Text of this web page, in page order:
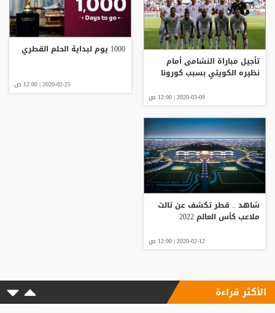
تأجيل مباراة النشامى أمام
نظيره الكويتي بسبب كورونا
2020-03-09 | 12:00 ص
1000 يوم لبداية الحلم القطري
2020-02-25 | 12:00 ص
شاهد .. قطر تكشف عن ثالث
ملاعب كأس العالم 2022
2020-02-12 | 12:00 ص
الأكثر قراءة